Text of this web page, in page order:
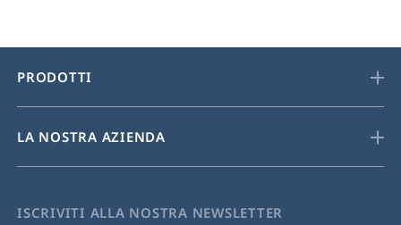
PRODOTTI
LA NOSTRA AZIENDA
ISCRIVITI ALLA NOSTRA NEWSLETTER